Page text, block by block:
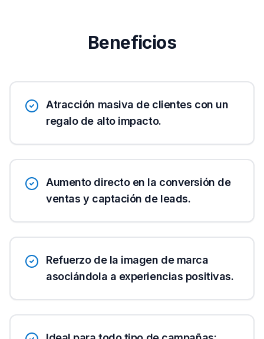
Beneficios
Atracción masiva de clientes con un
regalo de alto impacto.
Aumento directo en la conversión de
ventas y captación de leads.
Refuerzo de la imagen de marca
asociándola a experiencias positivas.